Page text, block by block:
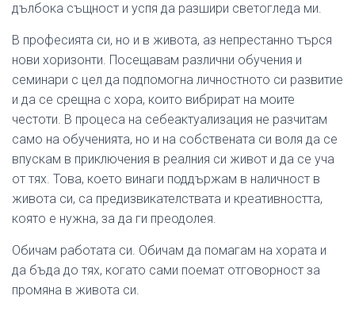
дълбока същност и успя да разшири светогледа ми.
В професията си, но и в живота, аз непрестанно търся
нови хоризонти. Посещавам различни обучения и
семинари с цел да подпомогна личностното си развитие
и да се срещна с хора, които вибрират на моите
честоти. В процеса на себеактуализация не разчитам
само на обученията, но и на собствената си воля да се
впускам в приключения в реалния си живот и да се уча
от тях. Това, което винаги поддържам в наличност в
живота си, са предизвикателствата и креативността,
която е нужна, за да ги преодолея.
Обичам работата си. Обичам да помагам на хората и
да бъда до тях, когато сами поемат отговорност за
промяна в живота си.